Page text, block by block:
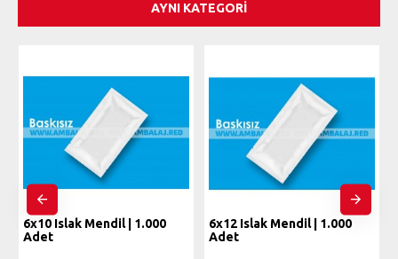
AYNI KATEGORI
6x10 Islak Mendil | 1.000
Adet
6x12 Islak Mendil | 1.000
Adet